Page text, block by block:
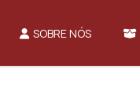
SOBRE NÓS